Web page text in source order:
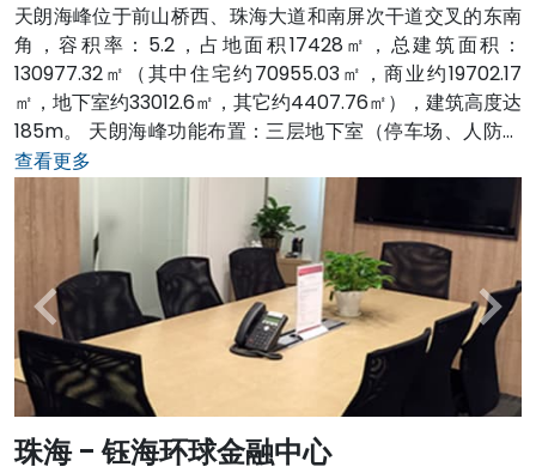
天朗海峰位于前山桥西、珠海大道和南屏次干道交叉的东南
角，容积率：5.2，占地面积17428㎡，总建筑面积：
130977.32㎡（其中住宅约70955.03㎡，商业约19702.17
㎡，地下室约33012.6㎡，其它约4407.76㎡），建筑高度达
185m。 天朗海峰功能布置：三层地下室（停车场、人防等
功能配置）； 四层裙楼商场；裙楼顶层以上2幢住宅塔楼，
每幢塔楼58层（其中：塔楼1层为住宅入户大堂，2层为会
所，3层为商业配套的办公楼层，第22层、第37层为避难
层，其余的53个楼层均为住宅标准层） 建筑风格： 完整干
净的住宅塔楼，结构体系合理，平面方整没有开口切槽，极
富原创性； 城市地标、沉静内敛，却又挺拔峻峭。 有玉树临
风的气质，没有表象性的性态模拟，从性格上贴近滨海花园
城市的风范 公园：回归公园，竹仙洞公园 超市：得一超市
商业：华发商都，滨河风情酒吧街、南屏海鲜街、南屏市场
等 学校：容闳国际幼儿园、容闳小学、北山小学、南屏中学
查看更多
珠海 - 钰海环球金融中心